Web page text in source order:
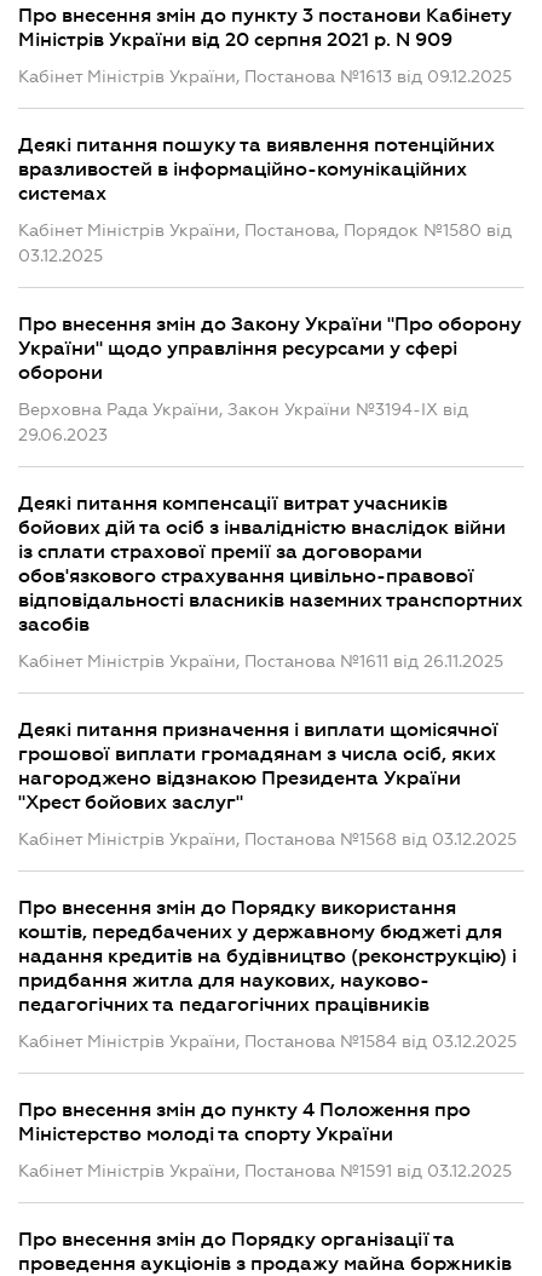
Про внесення змін до пункту 3 постанови Кабінету
Міністрів України від 20 серпня 2021 р. N 909
Кабінет Міністрів України, Постанова №1613 від 09.12.2025
Деякі питання пошуку та виявлення потенційних
вразливостей в інформаційно-комунікаційних
системах
Кабінет Міністрів України, Постанова, Порядок №1580 від
03.12.2025
Про внесення змін до Закону України "Про оборону
України" щодо управління ресурсами у сфері
оборони
Верховна Рада України, Закон України №3194-IX від
29.06.2023
Деякі питання компенсації витрат учасників
бойових дій та осіб з інвалідністю внаслідок війни
із сплати страхової премії за договорами
обов'язкового страхування цивільно-правової
відповідальності власників наземних транспортних
засобів
Кабінет Міністрів України, Постанова №1611 від 26.11.2025
Деякі питання призначення і виплати щомісячної
грошової виплати громадянам з числа осіб, яких
нагороджено відзнакою Президента України
"Хрест бойових заслуг"
Кабінет Міністрів України, Постанова №1568 від 03.12.2025
Про внесення змін до Порядку використання
коштів, передбачених у державному бюджеті для
надання кредитів на будівництво (реконструкцію) і
придбання житла для наукових, науково-
педагогічних та педагогічних працівників
Кабінет Міністрів України, Постанова №1584 від 03.12.2025
Про внесення змін до пункту 4 Положення про
Міністерство молоді та спорту України
Кабінет Міністрів України, Постанова №1591 від 03.12.2025
Про внесення змін до Порядку організації та
проведення аукціонів з продажу майна боржників